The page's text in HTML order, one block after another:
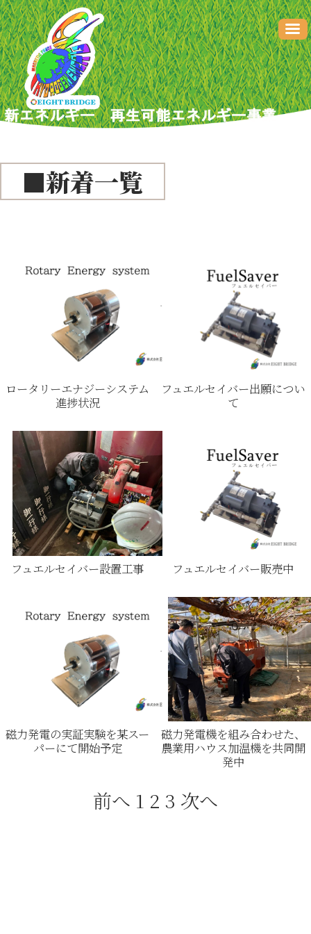
■新着一覧
ロータリーエナジーシステム
進捗状況
フュエルセイバー出願につい
て
フュエルセイバー設置工事 フュエルセイバー販売中
磁力発電の実証実験を某スー
パーにて開始予定
磁力発電機を組み合わせた、
農業用ハウス加温機を共同開
発中
前へ 1 2 3 次へ